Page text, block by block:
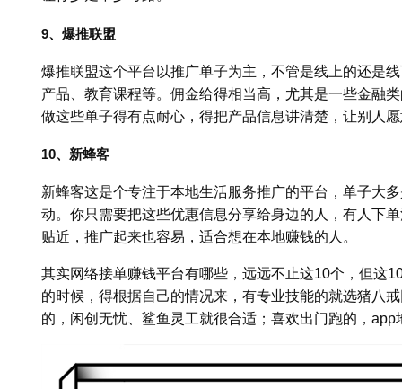
9、爆推联盟
爆推联盟这个平台以推广单子为主，不管是线上的还是
产品、教育课程等。佣金给得相当高，尤其是一些金融
做这些单子得有点耐心，得把产品信息讲清楚，让别人
10、新蜂客
新蜂客这是个专注于本地生活服务推广的平台，单子大
动。你只需要把这些优惠信息分享给身边的人，有人下
贴近，推广起来也容易，适合想在本地赚钱的人。
其实网络接单赚钱平台有哪些，远远不止这10个，但这
的时候，得根据自己的情况来，有专业技能的就选猪八
的，闲创无忧、鲨鱼灵工就很合适；喜欢出门跑的，